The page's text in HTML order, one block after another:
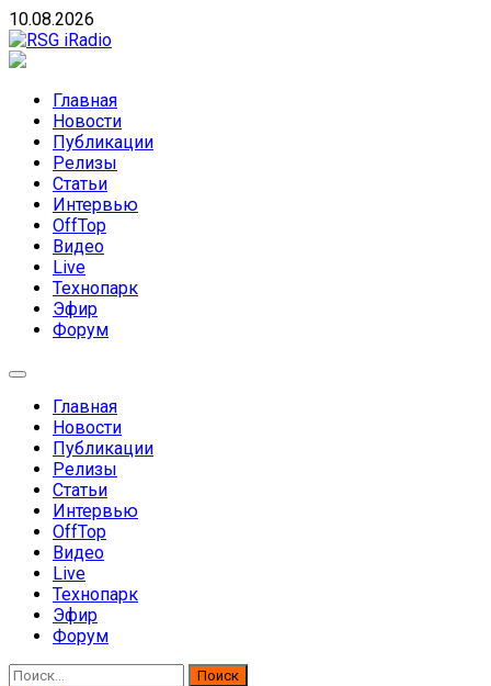
Skip
to
content
10.08.2026
направлений без возрастных ограничений
Главная
Новости
Публикации
Релизы
Статьи
Интервью
OffTop
Видео
Live
Технопарк
Эфир
Форум
Главная
Новости
Публикации
Релизы
Статьи
Интервью
OffTop
Видео
Live
Технопарк
Эфир
Форум
Найти: